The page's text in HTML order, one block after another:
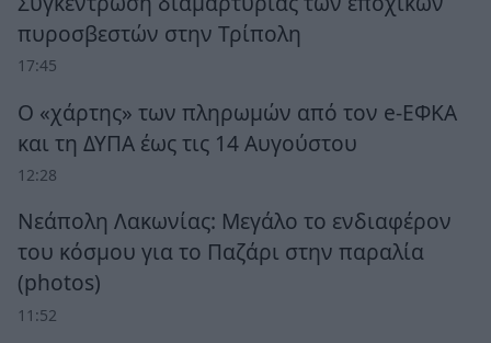
πυροσβεστών στην Τρίπολη
17:45
Ο «χάρτης» των πληρωμών από τον e-ΕΦΚΑ
και τη ΔΥΠΑ έως τις 14 Αυγούστου
12:28
Νεάπολη Λακωνίας: Μεγάλο το ενδιαφέρον
του κόσμου για το Παζάρι στην παραλία
(photos)
11:52